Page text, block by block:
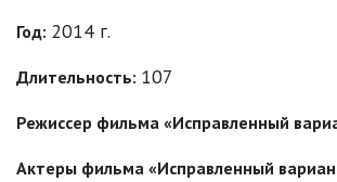
Год: 2014 г.
Длительность: 107
Режиссер фильма «Исправленный
Актеры фильма «Исправленный